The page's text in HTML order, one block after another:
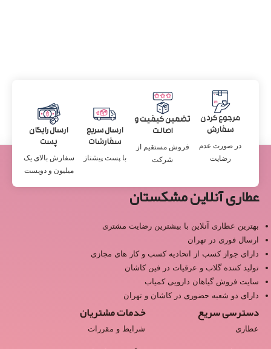
مرجوع کردن
سفارش
در صورت عدم
رضایت
تضمین کیفیت و
اصالت
فروش مستقیم از
شرکت
ارسال سریع
سفارشات
با پست پیشتاز
ارسال رایگان
پست
سفارش بالای یک
میلیون و دویست
عطاری آنلاین مشکستان
بهترین عطاری آنلاین با بیشترین رضایت مشتری
ارسال فوری در تهران
دارای جواز کسب از اتحادیه کسب و کار های مجازی
تولید کننده گلاب و عرقیات در فین کاشان
سایت فروش گیاهان دارویی کمیاب
دارای دو شعبه حضوری در کاشان و تهران
دسترسی سریع
عطاری
خدمات مشتریان
شرایط و مقررات